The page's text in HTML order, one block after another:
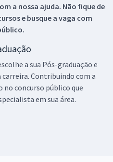
a nossa ajuda. Não fique de
e busque a vaga com
a sua Pós-graduação e
Contribuindo com a
no concurso público que
em sua área.